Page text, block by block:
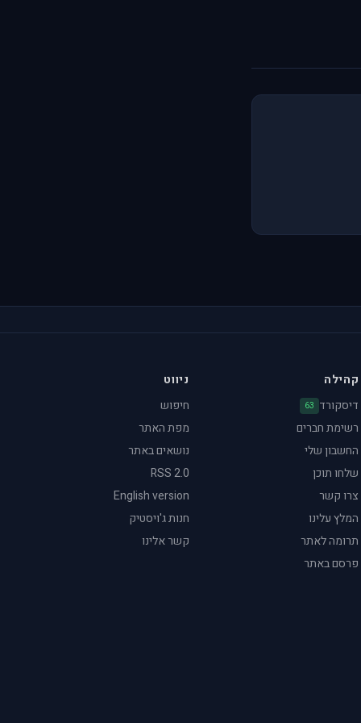
קהילה
דיסקורד 63
רשימת חברים
החשבון שלי
שלחו תוכן
צרו קשר
המלץ עלינו
תרומה לאתר
פרסם באתר
ניווט
חיפוש
מפת האתר
נושאים באתר
RSS 2.0
English version
חנות ג'ויסטיק
קשר אלינו